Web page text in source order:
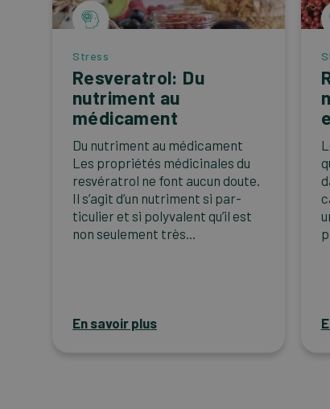
Stress
Resveratrol: Du
nutriment au
médicament
Du nutriment au médicament
Les propriétés médicinales du
resvératrol ne font aucun doute.
Il s’agit d’un nutriment si par-
ticulier et si polyvalent qu’il est
non seulement très...
En savoir plus